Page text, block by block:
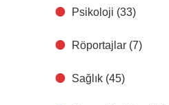
Psikoloji (33)
Röportajlar (7)
Sağlık (45)